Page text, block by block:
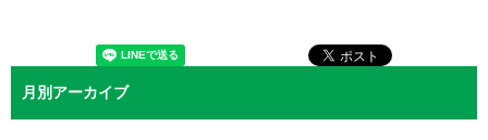
月別アーカイブ